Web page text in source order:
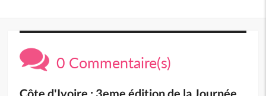
0 Commentaire(s)
Côte d'Ivoire : 3eme édition de la Journée